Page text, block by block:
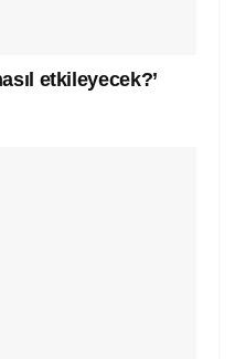
etkileyecek?’